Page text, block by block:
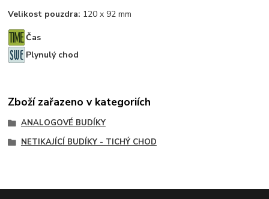
Velikost pouzdra: 120 x 92 mm
Čas
Plynulý chod
Zboží zařazeno v kategoriích
ANALOGOVÉ BUDÍKY
NETIKAJÍCÍ BUDÍKY - TICHÝ CHOD